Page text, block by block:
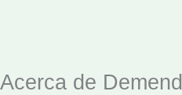
Acerca de